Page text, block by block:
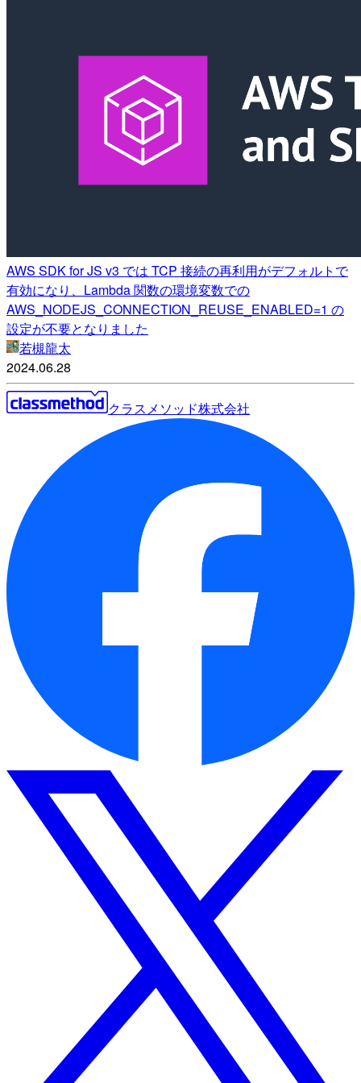
AWS SDK for JS v3 では TCP 接続の再利用がデフォルトで
有効になり、Lambda 関数の環境変数での
AWS_NODEJS_CONNECTION_REUSE_ENABLED=1 の
設定が不要となりました
若槻龍太
2024.06.28
クラスメソッド株式会社